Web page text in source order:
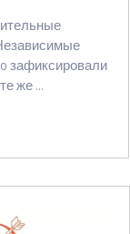
зафиксировали
же ...